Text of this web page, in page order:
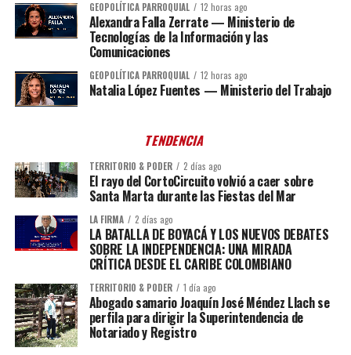
GEOPOLÍTICA PARROQUIAL 12 horas ago
Alexandra Falla Zerrate — Ministerio de
Tecnologías de la Información y las
Comunicaciones
GEOPOLÍTICA PARROQUIAL 12 horas ago
Natalia López Fuentes — Ministerio del Trabajo
TENDENCIA
TERRITORIO & PODER 2 días ago
El rayo del CortoCircuito volvió a caer sobre
Santa Marta durante las Fiestas del Mar
LA FIRMA 2 días ago
LA BATALLA DE BOYACÁ Y LOS NUEVOS DEBATES
SOBRE LA INDEPENDENCIA: UNA MIRADA
CRÍTICA DESDE EL CARIBE COLOMBIANO
TERRITORIO & PODER 1 día ago
Abogado samario Joaquín José Méndez Llach se
perfila para dirigir la Superintendencia de
Notariado y Registro